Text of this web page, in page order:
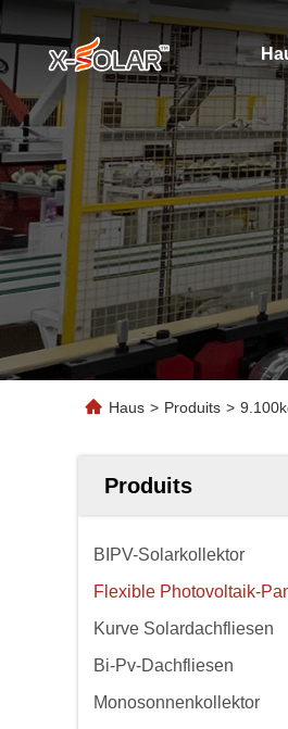
Haus > Produits >
Produits
BIPV-Solarkollektor
Flexible Photovoltaik-
Kurve Solardachfliesen
Bi-Pv-Dachfliesen
Monosonnenkollektor